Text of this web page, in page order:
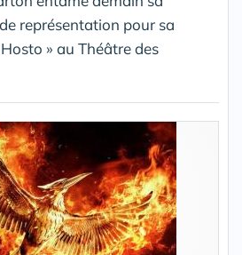
représentation pour sa
» au Théâtre des